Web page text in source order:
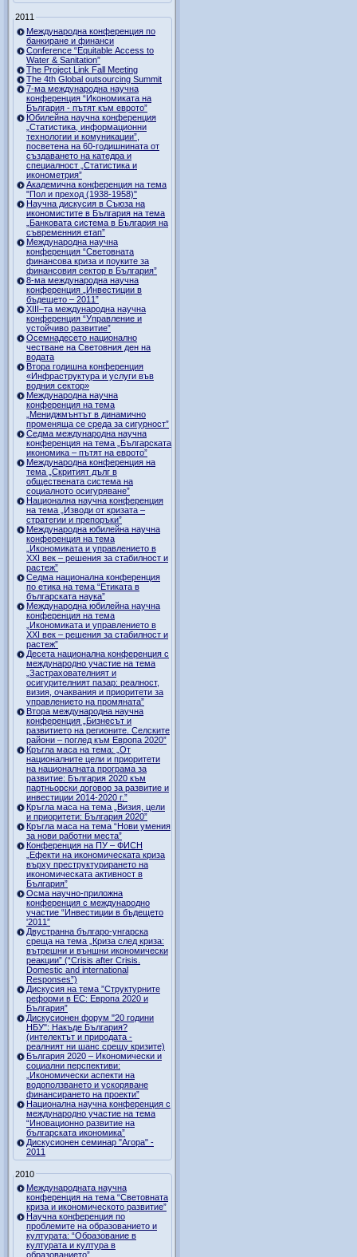
2011
Международна конференция по
банкиране и финанси
Conference “Equitable Access to
Water & Sanitation”
The Project Link Fall Meeting
The 4th Global outsourcing Summit
7-ма международна научна
конференция “Икономиката на
България - пътят към еврото”
Юбилейна научна конференция
„Статистика, информационни
технологии и комуникации”,
посветена на 60-годишнината от
създаването на катедра и
специалност „Статистика и
иконометрия”
Академична конференция на тема
"Пол и преход (1938-1958)"
Научна дискусия в Съюза на
икономистите в България на тема
„Банковата система в България на
съвременния етап”
Международна научна
конференция “Световната
финансова криза и поуките за
финансовия сектор в България”
8-ма международна научна
конференция „Инвестиции в
бъдещето – 2011”
ХІІІ–та международна научна
конференция “Управление и
устойчиво развитие”
Осемнадесето национално
честване на Световния ден на
водата
Втора годишна конференция
«Инфраструктура и услуги във
водния сектор»
Международна научна
конференция на тема
„Мениджмънтът в динамично
променяща се среда за сигурност”
Седма международна научна
конференция на тема „Българската
икономика – пътят на еврото”
Международна конференция на
тема „Скритият дълг в
обществената система на
социалното осигуряване”
Национална научна конференция
на тема „Изводи от кризата –
стратегии и препоръки”
Международна юбилейна научна
конференция на тема
„Икономиката и управлението в
ХХI век – решения за стабилност и
растеж”
Седма национална конференция
по етика на тема “Етиката в
българската наука”
Международна юбилейна научна
конференция на тема
„Икономиката и управлението в
ХХI век – решения за стабилност и
растеж”
Десета национална конференция с
международно участие на тема
„Застрахователният и
осигурителният пазар: реалност,
визия, очаквания и приоритети за
управлението на промяната”
Втора международна научна
конференция „Бизнесът и
развитието на регионите. Селските
райони – поглед към Европа 2020”
Кръгла маса на тема: „От
националните цели и приоритети
на националната програма за
развитие: България 2020 към
партньорски договор за развитие и
инвестиции 2014-2020 г.”
Кръгла маса на тема „Визия, цели
и приоритети: България 2020”
Кръгла маса на тема “Нови умения
за нови работни места”
Конференция на ПУ – ФИСН
„Ефекти на икономическата криза
върху преструктурирането на
икономическата активност в
България”
Осма научно-приложна
конференция с международно
участие “Инвестиции в бъдещето
'2011”
Двустранна българо-унгарска
среща на тема „Криза след криза:
вътрешни и външни икономически
реакции” (“Crisis after Crisis.
Domestic and international
Responses”)
Дискусия на тема ”Структурните
реформи в ЕС: Европа 2020 и
България”
Дискусионен форум "20 години
НБУ": Накъде България?
(интелектът и природата -
реалният ни шанс срещу кризите)
България 2020 – Икономически и
социални перспективи:
„Икономически аспекти на
водоползването и ускоряване
финансирането на проекти”
Национална научна конференция с
международно участие на тема
“Иновационно развитие на
българската икономика”
Дискусионен семинар "Агора" -
2011
2010
Международната научна
конференция на тема “Световната
криза и икономическото развитие”
Научна конференция по
проблемите на образованието и
културата: “Образование в
културата и култура в
образованието”